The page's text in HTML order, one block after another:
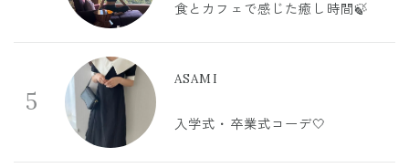
食とカフェで感じた癒し時間🍃
5
ASAMI
入学式・卒業式コーデ🤍